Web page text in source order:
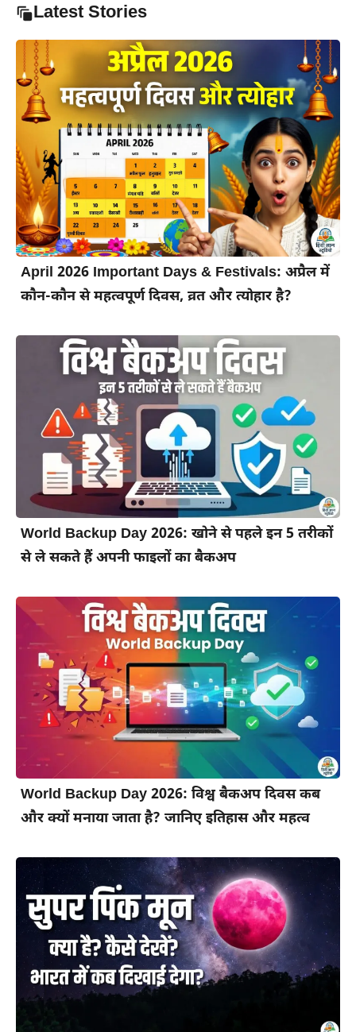
Latest Stories
April 2026 Important Days & Festivals: अप्रैल में
कौन-कौन से महत्वपूर्ण दिवस, व्रत और त्योहार है?
World Backup Day 2026: खोने से पहले इन 5 तरीकों
से ले सकते हैं अपनी फाइलों का बैकअप
World Backup Day 2026: विश्व बैकअप दिवस कब
और क्यों मनाया जाता है? जानिए इतिहास और महत्व